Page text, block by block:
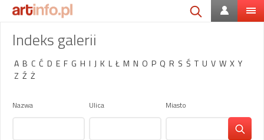
Indeks galerii
A B C Ć D E F G H I J K L Ł M N O P Q R S Ś T U V W X Y
Z Ź Ż
Nazwa Ulica Miasto